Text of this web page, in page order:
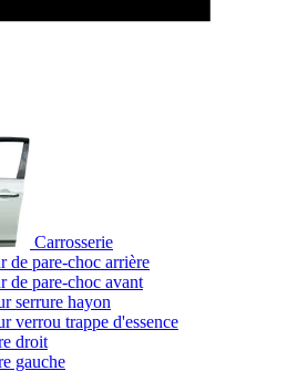
Carrosserie
de pare-choc arrière
de pare-choc avant
serrure hayon
verrou trappe d'essence
droit
gauche